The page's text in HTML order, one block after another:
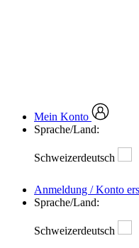
Mein Konto
Sprache/Land:
Schweizerdeutsch
Anmeldung / Konto
Sprache/Land:
Schweizerdeutsch